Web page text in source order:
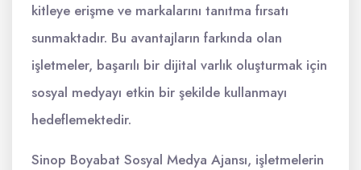
kitleye erişme ve markalarını tanıtma fırsatı
sunmaktadır. Bu avantajların farkında olan
işletmeler, başarılı bir dijital varlık oluşturmak için
sosyal medyayı etkin bir şekilde kullanmayı
hedeflemektedir.
Sinop Boyabat Sosyal Medya Ajansı, işletmelerin